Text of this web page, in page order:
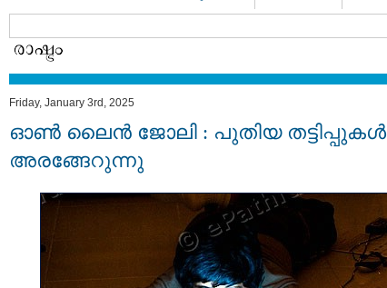
Friday, January 3rd, 2025
ഓണ്‍ ലൈന്‍ ജോലി : പുതിയ തട്ടിപ്പുകൾ
അരങ്ങേറുന്നു